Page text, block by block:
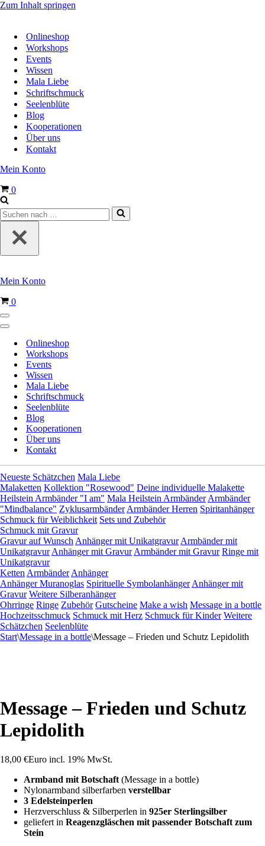
Zum Inhalt springen
Onlineshop
Workshops
Events
Wissen
Mala Liebe
Schriftschmuck
Seelenblüte
Blog
Kooperationen
Über uns
Kontakt
Mein Konto
Warenkorb
0
Suchen
nach …
Mein Konto
Warenkorb
0
Navigationsmenü
Navigationsmenü
Onlineshop
Workshops
Events
Wissen
Mala Liebe
Schriftschmuck
Seelenblüte
Blog
Kooperationen
Über uns
Kontakt
Neueste Schätzchen Mala Liebe
Malaketten Kollektion "Rosewood" Deine individuelle Malakette
Heilstein Armbänder "I am" Mala Heilstein Armbänder Armbänder
"Mindbalance" Zyklusarmbänder Armbänder Herren Spiritanhänger
Schmuck für Weiblichkeit Sets und Zubehör
Schmuck mit Gravur
Gravur auf Wunsch Anhänger mit Unikatgravur Armbänder mit
Unikatgravur Anhänger mit Gravur Armbänder mit Gravur Ringe mit
Unikatgravur
Ketten Armbänder Anhänger
Anhänger Muranoglas Spirituelle Symbolanhänger Anhänger mit
Gravur Weitere Silberanhänger
Ohrringe Ringe Zubehör Gutscheine Make a wish Message in a bottle
Hochzeitsschmuck Schmuck mit Herz Schmuck für Kinder Weitere
Schätzchen Seelenblüte
Start\Message in a bottle\Message – Frieden und Schutz Lepidolith
Message – Frieden und Schutz
Lepidolith
18,00 €Euro incl. 19% MwSt.
Armband mit Botschaft (Message in a bottle)
Nylonarmband silberfarben verstellbar
3 Edelsteinperlen
Herzverschluss & Silberperlen in 925er Sterlingsilber
geliefert in Reagenzgläschen mit passender Botschaft zum
Stein